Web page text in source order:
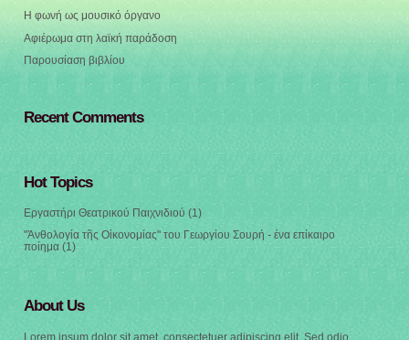
Η φωνή ως μουσικό όργανο
Αφιέρωμα στη λαϊκή παράδοση
Παρουσίαση βιβλίου
Recent Comments
Hot Topics
Εργαστήρι Θεατρικού Παιχνιδιού (1)
"Ἀνθολογία τῆς Οἰκονομίας" του Γεωργίου Σουρή - ένα επίκαιρο
ποίημα (1)
About Us
Lorem ipsum dolor sit amet, consectetuer adipiscing elit. Sed odio